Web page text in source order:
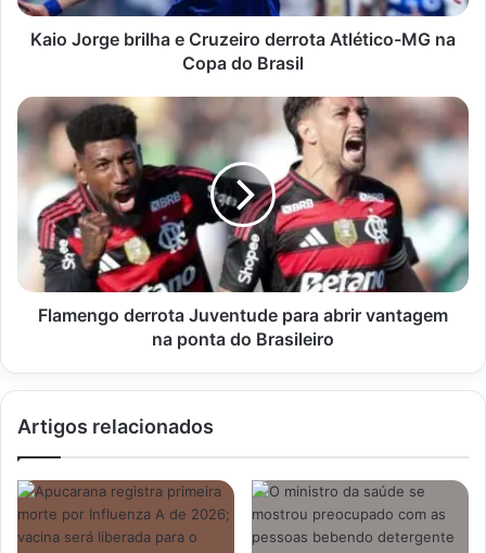
na
Copa
Kaio Jorge brilha e Cruzeiro derrota Atlético-MG na
Copa do Brasil
Flamengo
derrota
Juventude
para
abrir
vantagem
ponta
do
Brasileiro
Flamengo derrota Juventude para abrir vantagem
na ponta do Brasileiro
Artigos relacionados